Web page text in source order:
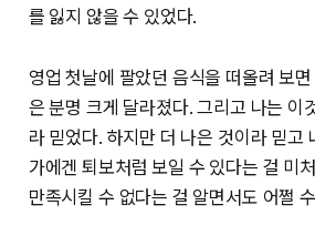
를 잃지 않을 수 있었다.
영업 첫날에 팔았던 음식을 떠올려 보
은 분명 크게 달라졌다. 그리고 나는 이
라 믿었다. 하지만 더 나은 것이라 믿고
가에겐 퇴보처럼 보일 수 있다는 걸 미
만족시킬 수 없다는 걸 알면서도 어쩔